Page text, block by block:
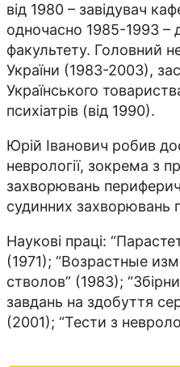
від 1980 – завідувач
одночасно 1985-1993 –
факультету. Головний
України (1983-2003),
Українського
психіатрів (від 1990).
Юрій Іванович робив
неврології, зокрема з
захворювань
судинних захворювань
Наукові праці:
(1971); “Возрастные
стволов” (1983);
завдань на здобуття
(2001); “Тести з